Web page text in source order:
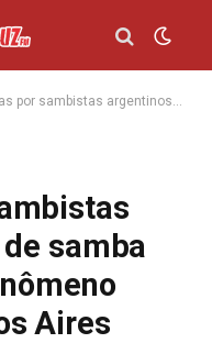
rodas de samba do Brasil viram fenômeno musical em Buenos Aires
samba
Aires